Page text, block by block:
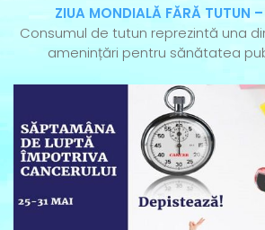
ZIUA MONDIALĂ FĂRĂ TUTUN
Consumul de tutun reprezintă una
amenințări pentru sănătatea